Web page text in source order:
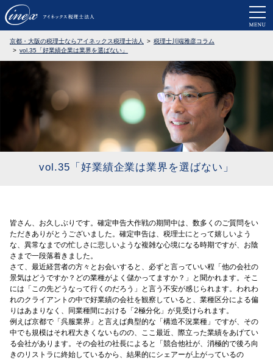
京都・大阪で税務調査に強い税理士な
京都・大阪の税理士ならアイネックス税理士法人
税理士川端雅彦コラム
vol.35「好業績企業は業界を選ばない」
vol.35「好業績企業は業界を選ばない」
皆さん、お久しぶりです。確定申告大作戦の期間中は、数多くのご質問をい
ただきありがとうございました。確定申告は、税理士にとって嬉しいよう
な、異常なまでの忙しさに悲しいような複雑な心境になる時期ですが、お陰
さまで一段落着きました。
さて、最近経営者の方々とお会いすると、必ずと言っていい程「他の会社の
景気はどうですか？どの業種がよく儲かってますか？」と聞かれます。そこ
には「この先どうなって行くのだろう」と言う不安が感じられます。われわ
れのクライアントの中で好業績の会社を観察していると、業種区分による偏
りはあまりなく、同業種間における「2極分化」が見受けられます。
例えば京都で「呉服業界」と言えば典型的な「構造不況業種」ですが、その
中でも規模はそれ程大きくないものの、ここ最近、際立った業績をあげてい
る会社があります。その会社の社長によると「競合他社が、消極的で後ろ向
きのリストラに終始しているから、結果的にシェアーが上がっているの